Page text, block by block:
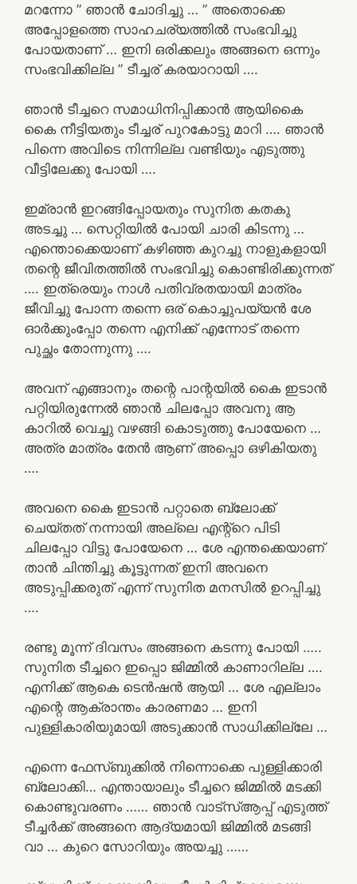
മറന്നോ ” ഞാൻ ചോദിച്ചു … ” അതൊക്കെ
അപ്പോളത്തെ സാഹചര്യത്തിൽ സംഭവിച്ചു
പോയതാണ് … ഇനി ഒരിക്കലും അങ്ങനെ ഒന്നും
സംഭവിക്കില്ല ” ടീച്ചര് കരയാറായി ….
ഞാൻ ടീച്ചറെ സമാധിനിപ്പിക്കാൻ ആയികൈ
കൈ നീട്ടിയതും ടീച്ചര് പുറകോട്ടു മാറി …. ഞാൻ
പിന്നെ അവിടെ നിന്നില്ല വണ്ടിയും എടുത്തു
വീട്ടിലേക്കു പോയി ….
ഇമ്രാൻ ഇറങ്ങിപ്പോയതും സുനിത കതകു
അടച്ചു … സെറ്റിയിൽ പോയി ചാരി കിടന്നു …
എന്തൊക്കെയാണ് കഴിഞ്ഞ കുറച്ചു നാളുകളായി
തന്റെ ജീവിതത്തിൽ സംഭവിച്ചു കൊണ്ടിരിക്കുന്നത്
…. ഇത്രെയും നാൾ പതിവ്രതയായി മാത്രം
ജീവിച്ചു പോന്ന തന്നെ ഒര് കൊച്ചുപയ്യൻ ശേ
ഓർക്കുംപ്പോ തന്നെ എനിക്ക് എന്നോട് തന്നെ
പുച്ഛം തോന്നുന്നു ….
അവന് എങ്ങാനും തന്റെ പാന്റയിൽ കൈ ഇടാൻ
പറ്റിയിരുന്നേൽ ഞാൻ ചിലപ്പോ അവനു ആ
കാറിൽ വെച്ചു വഴങ്ങി കൊടുത്തു പോയേനെ …
അത്ര മാത്രം തേൻ ആണ്‌ അപ്പൊ ഒഴികിയതു
….
അവനെ കൈ ഇടാൻ പറ്റാതെ ബ്ലോക്ക്
ചെയ്തത് നന്നായി അല്ലെ എന്റ്റെ പിടി
ചിലപ്പോ വിട്ടു പോയേനെ … ശേ എന്തക്കെയാണ്
താൻ ചിന്തിച്ചു കൂട്ടുന്നത് ഇനി അവനെ
അടുപ്പിക്കരുത് എന്ന് സുനിത മനസിൽ ഉറപ്പിച്ചു
….
രണ്ടു മൂന്ന് ദിവസം അങ്ങനെ കടന്നു പോയി …..
സുനിത ടീച്ചറെ ഇപ്പൊ ജിമ്മിൽ കാണാറില്ല ….
എനിക്ക് ആകെ ടെൻഷൻ ആയി … ശേ എല്ലാം
എന്റെ ആക്രാന്തം കാരണമാ … ഇനി
പുള്ളികാരിയുമായി അടുക്കാൻ സാധിക്കില്ലേ …
എന്നെ ഫേസ്ബുക്കിൽ നിന്നൊക്കെ പുള്ളിക്കാരി
ബ്ലോക്കി… എന്തായാലും ടീച്ചറെ ജിമ്മിൽ മടക്കി
കൊണ്ടുവരണം …… ഞാൻ വാട്സ്ആപ്പ് എടുത്ത്
ടീച്ചർക്ക് അങ്ങനെ ആദ്യമായി ജിമ്മിൽ മടങ്ങി
വാ … കുറെ സോറിയും അയച്ചു ……